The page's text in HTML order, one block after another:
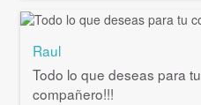
Raul
Todo lo que deseas para tu
compañero!!!